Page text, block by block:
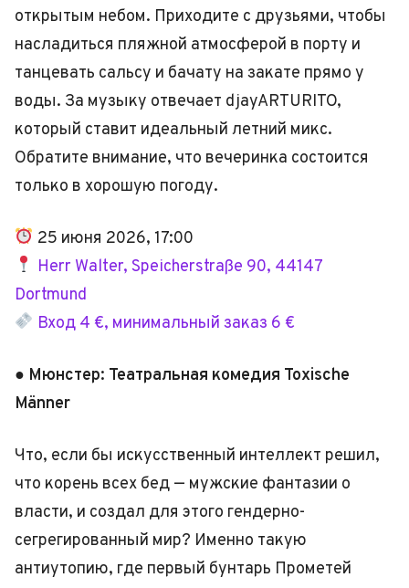
открытым небом. Приходите с друзьями, чтобы
насладиться пляжной атмосферой в порту и
танцевать сальсу и бачату на закате прямо у
воды. За музыку отвечает djayARTURITO,
который ставит идеальный летний микс.
Обратите внимание, что вечеринка состоится
только в хорошую погоду.
25 июня 2026, 17:00
Herr Walter, Speicherstraße 90, 44147
Dortmund
Вход 4 €, минимальный заказ 6 €
● Мюнстер: Театральная комедия Toxische
Männer
Что, если бы искусственный интеллект решил,
что корень всех бед — мужские фантазии о
власти, и создал для этого гендерно-
сегрегированный мир? Именно такую
антиутопию, где первый бунтарь Прометей